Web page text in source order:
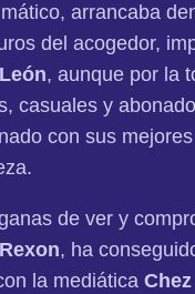
arrancaba
del acogedor,
León, aunque por la
casuales y
con sus
de ver y
, ha
la mediática